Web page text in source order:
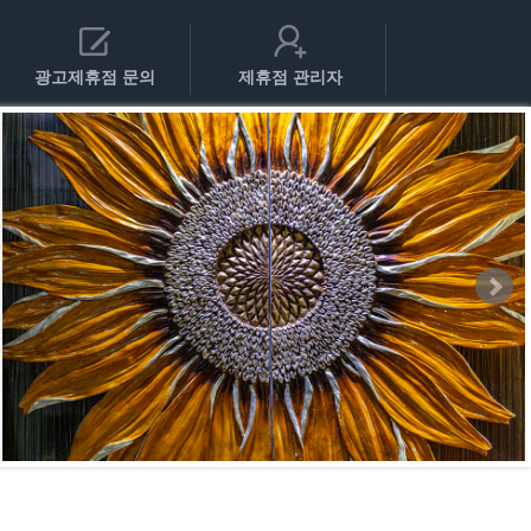
광고제휴점 문의 제휴점 관리자